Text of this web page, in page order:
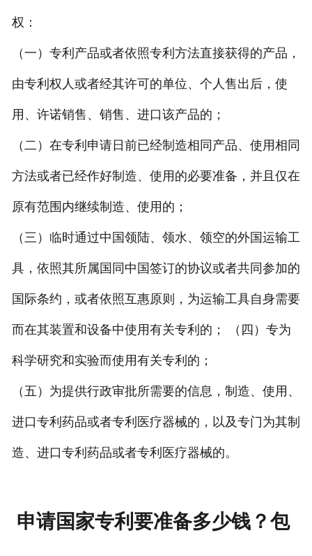
权：
（一）专利产品或者依照专利方法直接获得的产品，
由专利权人或者经其许可的单位、个人售出后，使
用、许诺销售、销售、进口该产品的；
（二）在专利申请日前已经制造相同产品、使用相同
方法或者已经作好制造、使用的必要准备，并且仅在
原有范围内继续制造、使用的；
（三）临时通过中国领陆、领水、领空的外国运输工
具，依照其所属国同中国签订的协议或者共同参加的
国际条约，或者依照互惠原则，为运输工具自身需要
而在其装置和设备中使用有关专利的； （四）专为
科学研究和实验而使用有关专利的；
（五）为提供行政审批所需要的信息，制造、使用、
进口专利药品或者专利医疗器械的，以及专门为其制
造、进口专利药品或者专利医疗器械的。
申请国家专利要准备多少钱？包